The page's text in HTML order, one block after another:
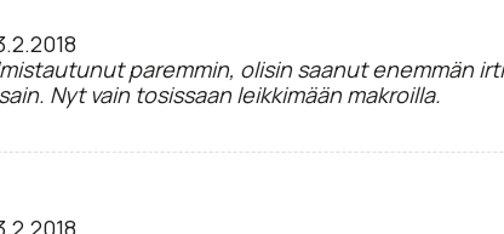
paremmin, olisin saanut enemmän
Nyt vain tosissaan leikkimään makroilla.